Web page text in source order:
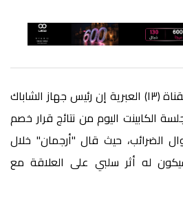
قال "براك رافيد" مراسل القناة (١٣) العبرية إن رئيس جهاز الشاباك
الكابينت اليوم من نتائج قرار خصم
الضرائب، حيث قال "أرجمان" خلال
له أثر سلبي على العلاقة مع